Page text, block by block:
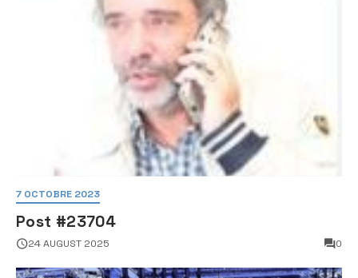
7 OCTOBRE 2023
Post #23704
24 AUGUST 2025 0